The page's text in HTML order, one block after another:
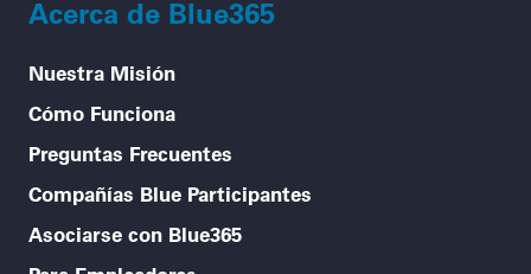
Acerca de Blue365
Nuestra Misión
Cómo Funciona
Preguntas Frecuentes
Compañías Blue Participantes
Asociarse con Blue365